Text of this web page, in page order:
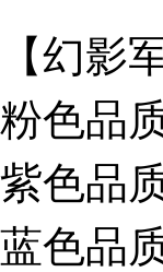
【幻影
粉色品
紫色品
蓝色品